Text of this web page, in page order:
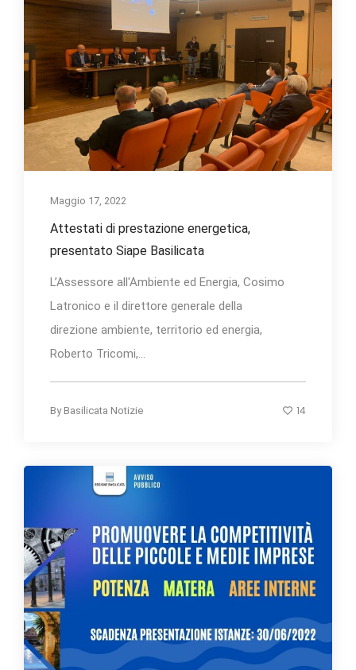
Maggio 17, 2022
Attestati di prestazione energetica,
presentato Siape Basilicata
L’Assessore all'Ambiente ed Energia, Cosimo
Latronico e il direttore generale della
direzione ambiente, territorio ed energia,
Roberto Tricomi,...
By Basilicata Notizie 14